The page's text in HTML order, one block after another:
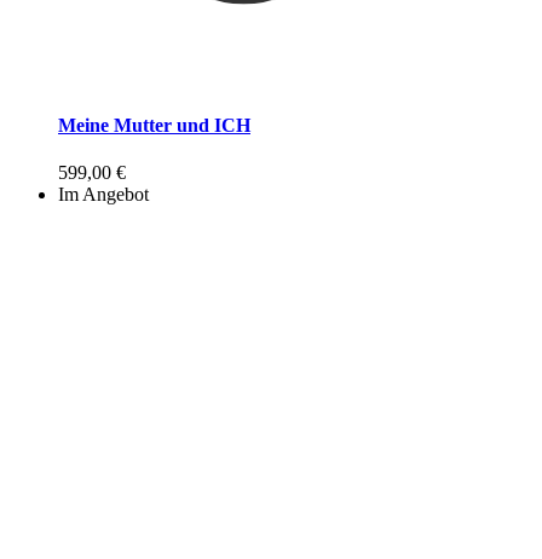
Meine Mutter und ICH
599,00 €
Im Angebot